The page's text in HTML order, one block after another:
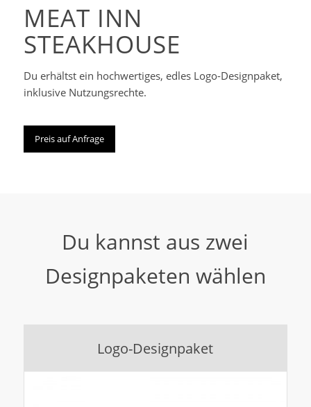
MEAT INN
STEAKHOUSE
Du erhältst ein hochwertiges, edles Logo-Designpaket,
inklusive Nutzungsrechte.
Preis auf Anfrage
Du kannst aus zwei
Designpaketen wählen
Logo-Designpaket